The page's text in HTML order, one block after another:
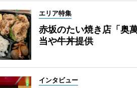
エリア特集
赤坂のたい焼き店「奥
当や牛丼提供
インタビュー